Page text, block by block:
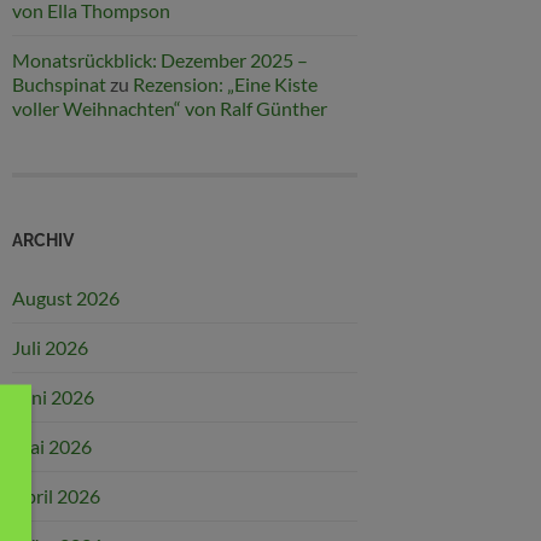
von Ella Thompson
Monatsrückblick: Dezember 2025 –
Buchspinat zu Rezension: „Eine Kiste
voller Weihnachten“ von Ralf Günther
ARCHIV
August 2026
Juli 2026
Juni 2026
Mai 2026
April 2026